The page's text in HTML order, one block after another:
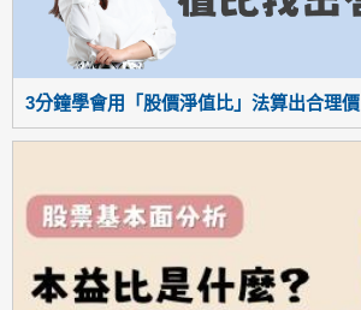
3分鐘學會用「股價淨值比」法算出合理價